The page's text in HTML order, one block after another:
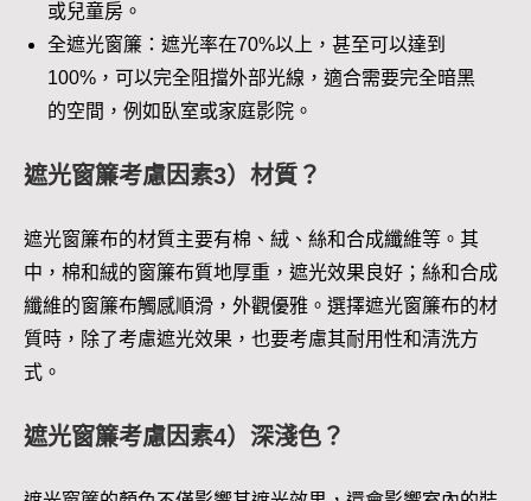
或兒童房。
全遮光窗簾：遮光率在70%以上，甚至可以達到
100%，可以完全阻擋外部光線，適合需要完全暗黑
的空間，例如臥室或家庭影院。
遮光窗簾考慮因素3）材質？
遮光窗簾布的材質主要有棉、絨、絲和合成纖維等。其
中，棉和絨的窗簾布質地厚重，遮光效果良好；絲和合成
纖維的窗簾布觸感順滑，外觀優雅。選擇遮光窗簾布的材
質時，除了考慮遮光效果，也要考慮其耐用性和清洗方
式。
遮光窗簾考慮因素4）深淺色？